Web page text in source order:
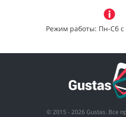
Режим работы: Пн-Сб с
© 2015 - 2026 Gustas. Все